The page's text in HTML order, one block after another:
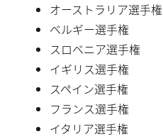
オーストラリア選手権
ベルギー選手権
スロベニア選手権
イギリス選手権
スペイン選手権
フランス選手権
イタリア選手権